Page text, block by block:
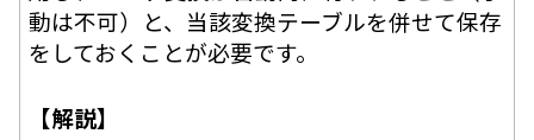
動は不可）と、当該変換テーブルを併せて保存
をしておくことが必要です。
【解説】